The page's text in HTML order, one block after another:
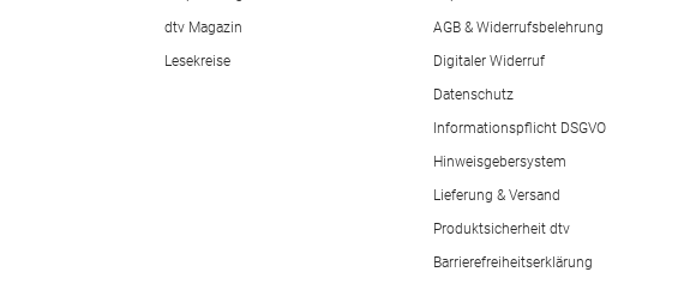
dtv Magazin
Lesekreise
AGB & Widerrufsbelehrung
Digitaler Widerruf
Datenschutz
Informationspflicht DSGVO
Hinweisgebersystem
Lieferung & Versand
Produktsicherheit dtv
Barrierefreiheitserklärung